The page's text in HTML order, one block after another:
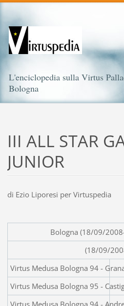
L'enciclopedia sulla Virtus
Bologna
III ALL STAR
JUNIOR
di Ezio Liporesi per Virtuspedia
Bologna (18/09/
(18/09/
Virtus Medusa
Virtus Medusa Bologna 95 -
Virtus Medusa Bologna 94 -